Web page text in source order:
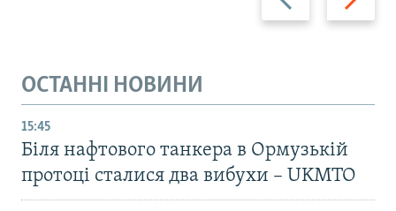
ОСТАННІ НОВИНИ
15:45
Біля нафтового танкера в Ормузькій
протоці сталися два вибухи – UKMTO